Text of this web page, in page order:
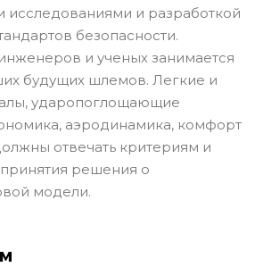
и разработкой
безопасности.
и ученых занимается
будущих шлемов. Легкие и
ударопоглощающие
аэродинамика, комфорт
отвечать критериям и
решения о
модели.